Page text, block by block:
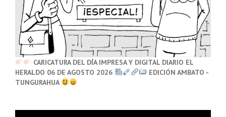
CARICATURA DEL DÍA IMPRESA Y DIGITAL DIARIO EL
HERALDO 06 DE AGOSTO 2026
EDICIÓN AMBATO -
TUNGURAHUA